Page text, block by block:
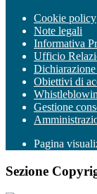
Cookie policy
Note legali
Informativa
Ufficio
Obiettivi di
Gestione
Pagina
Sezione